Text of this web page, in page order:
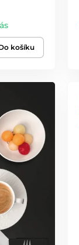
košíku